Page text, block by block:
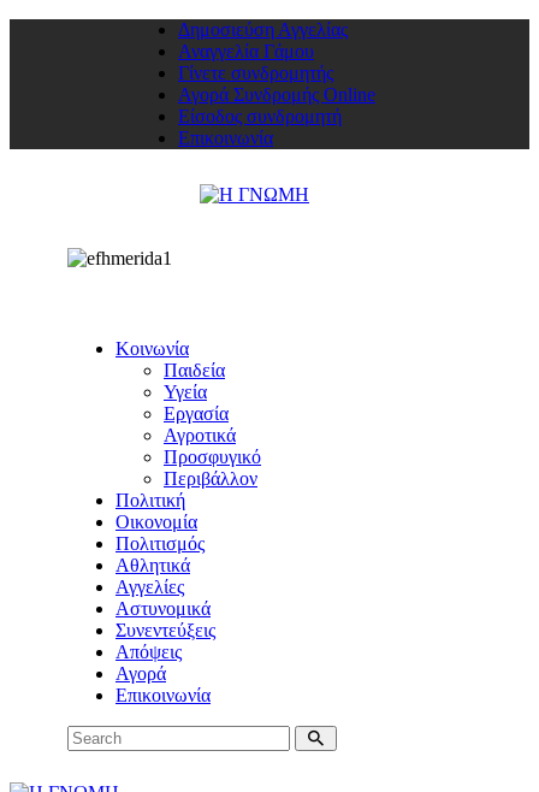
Δημοσιεύση Αγγελίας
Αναγγελία Γάμου
Γίνετε συνδρομητής
Αγορά Συνδρομής Online
Είσοδος συνδρομητή
Επικοινωνία
Κοινωνία
Παιδεία
Υγεία
Εργασία
Αγροτικά
Προσφυγικό
Περιβάλλον
Πολιτική
Οικονομία
Πολιτισμός
Αθλητικά
Αγγελίες
Αστυνομικά
Συνεντεύξεις
Απόψεις
Αγορά
Επικοινωνία